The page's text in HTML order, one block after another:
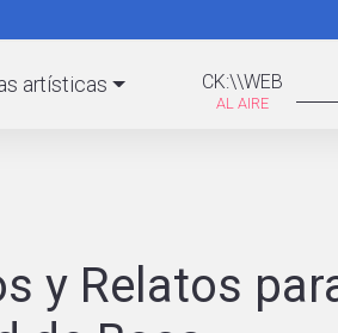
CK:\WEB
CK:\\WEB
artísticas
y Relatos